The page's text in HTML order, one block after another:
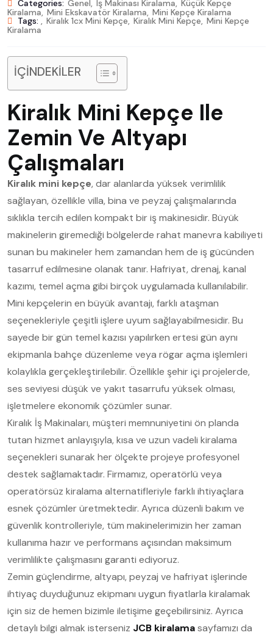
Categories: Genel, Iş Makinası Kiralama, Küçük Kepçe
Kiralama, Mini Ekskavatör Kiralama, Mini Kepçe Kiralama
Tags: , Kiralık 1cx Mini Kepçe, Kiralık Mini Kepçe, Mini Kepçe
Kiralama
İÇİNDEKİLER
Kiralık Mini Kepçe Ile
Zemin Ve Altyapı
Çalışmaları
Kiralık mini kepçe, dar alanlarda yüksek verimlilik
sağlayan, özellikle villa, bina ve peyzaj çalışmalarında
sıklıkla tercih edilen kompakt bir iş makinesidir. Büyük
makinelerin giremediği bölgelerde rahat manevra kabiliyeti
sunan bu makineler hem zamandan hem de iş gücünden
tasarruf edilmesine olanak tanır. Hafriyat, drenaj, kanal
kazımı, temel açma gibi birçok uygulamada kullanılabilir.
Mini kepçelerin en büyük avantajı, farklı ataşman
seçenekleriyle çeşitli işlere uyum sağlayabilmesidir. Bu
sayede bir gün temel kazısı yapılırken ertesi gün aynı
ekipmanla bahçe düzenleme veya rögar açma işlemleri
kolaylıkla gerçekleştirilebilir. Özellikle şehir içi projelerde,
ses seviyesi düşük ve yakıt tasarrufu yüksek olması,
işletmelere ekonomik çözümler sunar.
Kiralık İş Makinaları, müşteri memnuniyetini ön planda
tutan hizmet anlayışıyla, kısa ve uzun vadeli kiralama
seçenekleri sunarak her ölçekte projeye profesyonel
destek sağlamaktadır. Firmamız, operatörlü veya
operatörsüz kiralama alternatifleriyle farklı ihtiyaçlara
esnek çözümler üretmektedir. Ayrıca düzenli bakım ve
güvenlik kontrolleriyle, tüm makinelerimizin her zaman
kullanıma hazır ve performans açısından maksimum
verimlilikte çalışmasını garanti ediyoruz.
Zemin güçlendirme, altyapı, peyzaj ve hafriyat işlerinde
ihtiyaç duyduğunuz ekipmanı uygun fiyatlarla kiralamak
için siz de hemen bizimle iletişime geçebilirsiniz. Ayrıca
detaylı bilgi almak isterseniz JCB kiralamasayfamızı da